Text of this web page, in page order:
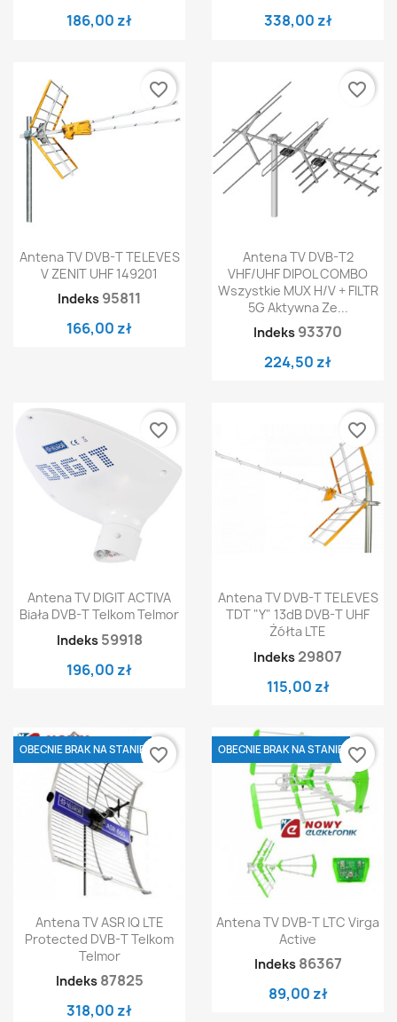
186,00 zł
338,00 zł
Antena TV DVB-T TELEVES
V ZENIT UHF 149201
Indeks 95811
166,00 zł
favorite_border
Antena TV DVB-T2
VHF/UHF DIPOL COMBO
Wszystkie MUX H/V + FILTR
5G Aktywna Ze...
Indeks 93370
224,50 zł
favorite_border
Antena TV DIGIT ACTIVA
Biała DVB-T Telkom Telmor
Indeks 59918
196,00 zł
favorite_border
Antena TV DVB-T TELEVES
TDT "Y" 13dB DVB-T UHF
Żółta LTE
Indeks 29807
115,00 zł
favorite_border
Antena TV ASR IQ LTE
Protected DVB-T Telkom
Telmor
Indeks 87825
318,00 zł
OBECNIE BRAK NA STANIE favorite_border
Antena TV DVB-T LTC Virga
Active
Indeks 86367
89,00 zł
OBECNIE BRAK NA STANIE favorite_border